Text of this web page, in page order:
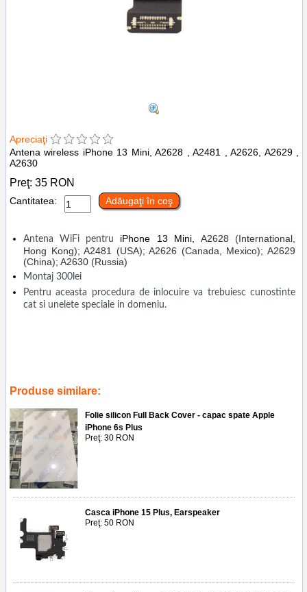
Apreciaţi
Antena wireless iPhone 13 Mini, A2628 , A2481 , A2626, A2629 ,
A2630
Preţ: 35 RON
Cantitatea: Adăugaţi în coş
Antena WiFi pentru iPhone 13 Mini, A2628 (International,
Hong Kong); A2481 (USA); A2626 (Canada, Mexico); A2629
(China); A2630 (Russia)
Montaj 300lei
Pentru aceasta procedura de inlocuire va trebuiesc cunostinte
cat si unelete speciale in domeniu.
Produse similare:
Folie silicon Full Back Cover - capac spate Apple
iPhone 6s Plus
Preţ: 30 RON
Casca iPhone 15 Plus, Earspeaker
Preţ: 50 RON